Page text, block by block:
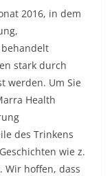
2016, in dem
stark durch
werden. Um Sie
Health
des Trinkens
wie z.
Wir hoffen, dass